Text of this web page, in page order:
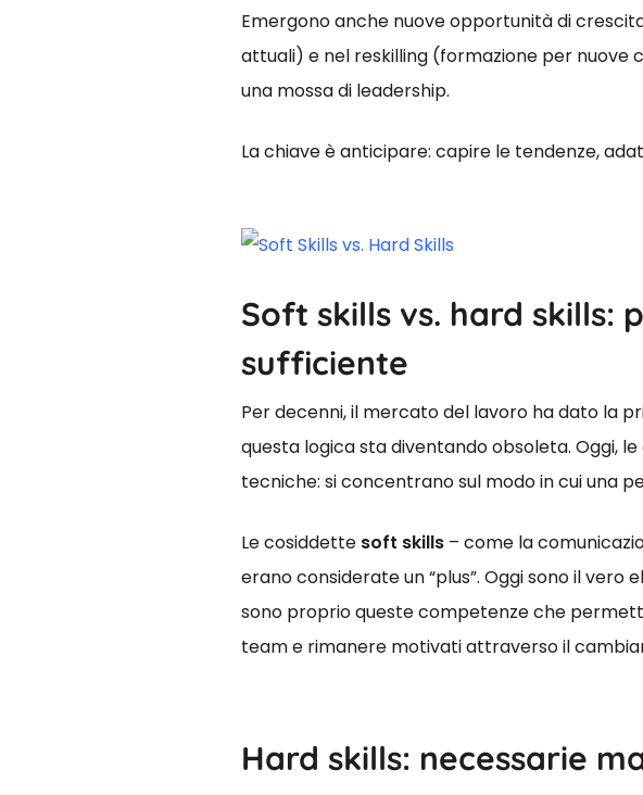
Emergono anche nuove opportunità di
attuali) e nel reskilling (formazione per nuove
una mossa di leadership.
La chiave è anticipare: capire le tendenze,
Soft skills vs. hard skills:
sufficiente
Per decenni, il mercato del lavoro ha dato la
questa logica sta diventando obsoleta. Oggi,
tecniche: si concentrano sul modo in cui una
Le cosiddette soft skills – come la
erano considerate un “plus”. Oggi sono il
sono proprio queste competenze che
team e rimanere motivati attraverso il
Hard skills: necessarie